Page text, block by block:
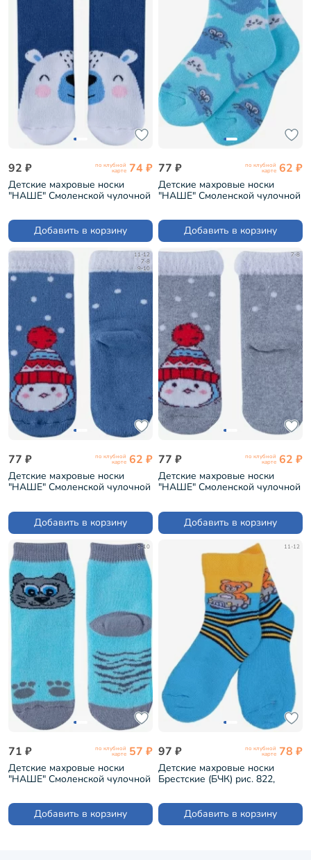
92 ₽ по клубной
карте 74 ₽
Детские махровые носки
"НАШЕ" Смоленской чулочной
49-2/0 (232С10)
Добавить в корзину
77 ₽ по клубной
карте 62 ₽
Детские махровые носки
"НАШЕ" Смоленской чулочной
ДЫМКА №9 (232С13)
Добавить в корзину
11-12
7-8
9-10
77 ₽ по клубной
карте 62 ₽
Детские махровые носки
"НАШЕ" Смоленской чулочной
ДЖИНСОВЫЕ №46-3 (232С10)
Добавить в корзину
7-8
77 ₽ по клубной
карте 62 ₽
Детские махровые носки
"НАШЕ" Смоленской чулочной
МЕЛАНЖЕВЫЕ №54-4
(232С10)Добавить в корзину
9-10
71 ₽ по клубной
карте 57 ₽
Детские махровые носки
"НАШЕ" Смоленской чулочной
№4 (232С1)
Добавить в корзину
11-12
97 ₽ по клубной
карте 78 ₽
Детские махровые носки
Брестские (БЧК) рис. 822,
Добавить в корзину